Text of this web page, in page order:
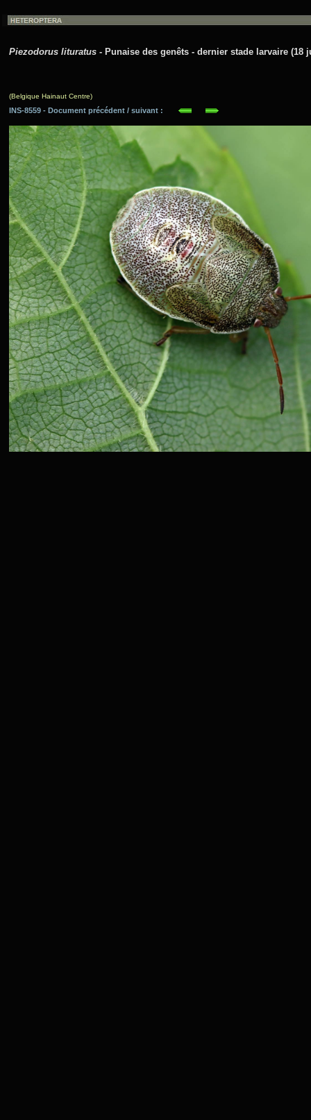
Piezodorus lituratus - Punaise des genêts - dernier stade larvaire (18
(Belgique Hainaut Centre)
INS-8559 - Document précédent / suivant :